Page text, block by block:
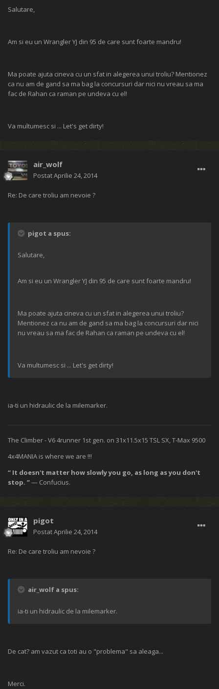
Salutare,
Am si eu un Wrangler YJ din 95 de care sunt foarte mandru!
Ma poate ajuta cineva cu un sfat in alegerea unui troliu? Mentionez
ca nu am de gand sa ma bag la concursuri dar nici nu vreau sa ma
fac de Rahan ca raman pe undeva cu el!
Va multumesc si ... Let's get dirty!
air_wolf
PostatAprilie 24, 2014
Re: De care troliu am nevoie ?
pigot a spus:
Salutare,
Am si eu un Wrangler YJ din 95 de care sunt foarte mandru!
Ma poate ajuta cineva cu un sfat in alegerea unui troliu?
Mentionez ca nu am de gand sa ma bag la concursuri dar nici
nu vreau sa ma fac de Rahan ca raman pe undeva cu el!
Va multumesc si ... Let's get dirty!
ia-ti un hidraulic de la milemarker.
The Climber - V6 4runner 1st gen. on 31x11.5x15 TSL SX, T-Max 9500
4x4MANIA is where we are !!!
“ It doesn't matter how slowly you go, as long as you don't
stop. ”— Confucius.
pigot
PostatAprilie 24, 2014
Re: De care troliu am nevoie ?
air_wolf a spus:
ia-ti un hidraulic de la milemarker.
De cat? am vazut ca toti au o "problema" sa aleaga...
Merci.